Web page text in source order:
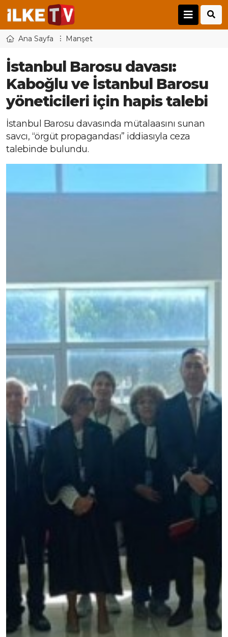
Ana Sayfa Manşet
İstanbul Barosu davası:
Kaboğlu ve İstanbul Barosu
yöneticileri için hapis talebi
İstanbul Barosu davasında mütalaasını sunan
savcı, “örgüt propagandası” iddiasıyla ceza
talebinde bulundu.